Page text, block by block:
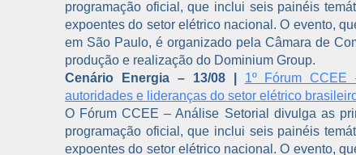
programação oficial, que inclui seis painéis
expoentes do setor elétrico nacional. O evento,
em São Paulo, é organizado pela Câmara de
produção e realização do Dominium Group.
Cenário Energia – 13/08 | 1º Fórum CCEE
autoridades e lideranças do setor elétrico
O Fórum CCEE – Análise Setorial divulga as
programação oficial, que inclui seis painéis
expoentes do setor elétrico nacional. O evento,